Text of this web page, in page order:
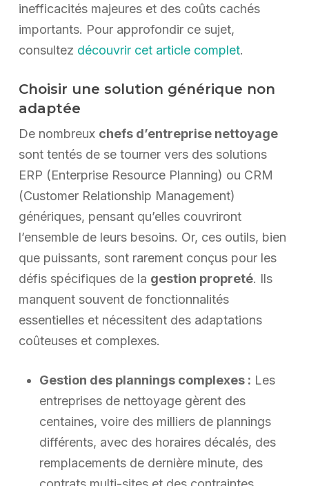
inefficacités majeures et des coûts cachés
importants. Pour approfondir ce sujet,
consultez découvrir cet article complet.
Choisir une solution générique non
adaptée
De nombreux chefs d’entreprise nettoyage
sont tentés de se tourner vers des solutions
ERP (Enterprise Resource Planning) ou CRM
(Customer Relationship Management)
génériques, pensant qu’elles couvriront
l’ensemble de leurs besoins. Or, ces outils, bien
que puissants, sont rarement conçus pour les
défis spécifiques de la gestion propreté. Ils
manquent souvent de fonctionnalités
essentielles et nécessitent des adaptations
coûteuses et complexes.
Gestion des plannings complexes : Les
entreprises de nettoyage gèrent des
centaines, voire des milliers de plannings
différents, avec des horaires décalés, des
remplacements de dernière minute, des